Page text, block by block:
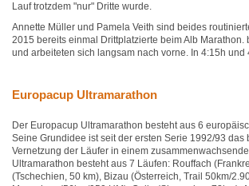
Lauf trotzdem "nur" Dritte wurde.
Annette Müller und Pamela Veith sind beides
2015 bereits einmal Drittplatzierte beim Alb
und arbeiteten sich langsam nach vorne. In 4:15h
Europacup Ultramarathon
Der Europacup Ultramarathon besteht aus 6
Seine Grundidee ist seit der ersten Serie 1992/93
Vernetzung der Läufer in einem
Ultramarathon besteht aus 7 Läufen: Rouffach
(Tschechien, 50 km), Bizau (Österreich, Trail 50km/